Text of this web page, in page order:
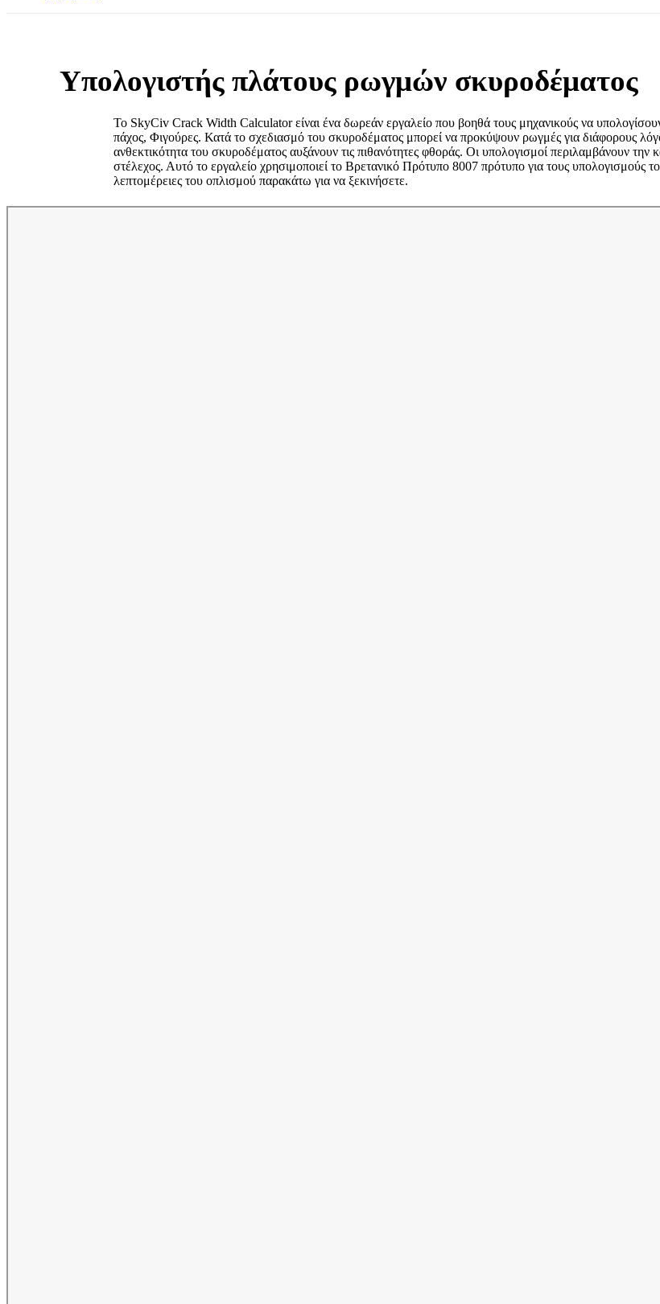
Υπολογιστής πλάτους ρωγμών σκυροδέματος
Το SkyCiv Crack Width Calculator είναι ένα δωρεάν εργαλείο που βοηθά τους μηχανικούς να
πάχος, Φιγούρες. Κατά το σχεδιασμό του σκυροδέματος μπορεί να προκύψουν ρωγμές για διάφορους
ανθεκτικότητα του σκυροδέματος αυξάνουν τις πιθανότητες φθοράς. Οι υπολογισμοί περιλαμβάνουν την
στέλεχος. Αυτό το εργαλείο χρησιμοποιεί το Βρετανικό Πρότυπο 8007 πρότυπο για τους υπολογισμούς
λεπτομέρειες του οπλισμού παρακάτω για να ξεκινήσετε.